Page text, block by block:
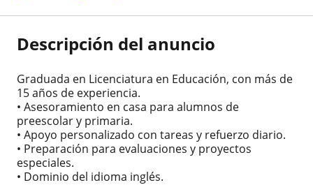
Descripción del anuncio
Graduada en Licenciatura en Educación, con más de
15 años de experiencia.
• Asesoramiento en casa para alumnos de
preescolar y primaria.
• Apoyo personalizado con tareas y refuerzo diario.
• Preparación para evaluaciones y proyectos
especiales.
• Dominio del idioma inglés.